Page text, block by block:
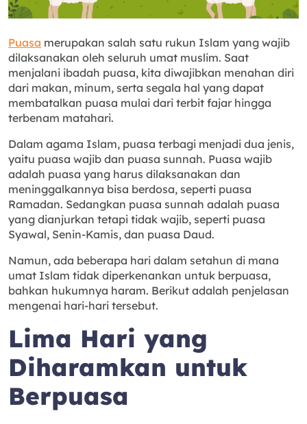
Puasa merupakan salah satu rukun Islam yang wajib
dilaksanakan oleh seluruh umat muslim. Saat
menjalani ibadah puasa, kita diwajibkan menahan diri
dari makan, minum, serta segala hal yang dapat
membatalkan puasa mulai dari terbit fajar hingga
terbenam matahari.
Dalam agama Islam, puasa terbagi menjadi dua jenis,
yaitu puasa wajib dan puasa sunnah. Puasa wajib
adalah puasa yang harus dilaksanakan dan
meninggalkannya bisa berdosa, seperti puasa
Ramadan. Sedangkan puasa sunnah adalah puasa
yang dianjurkan tetapi tidak wajib, seperti puasa
Syawal, Senin-Kamis, dan puasa Daud.
Namun, ada beberapa hari dalam setahun di mana
umat Islam tidak diperkenankan untuk berpuasa,
bahkan hukumnya haram. Berikut adalah penjelasan
mengenai hari-hari tersebut.
Lima Hari yang
Diharamkan untuk
Berpuasa